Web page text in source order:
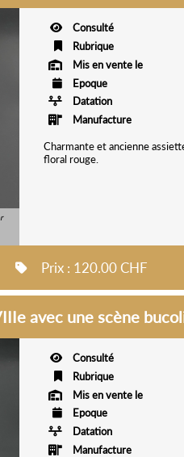
Consulté
Rubrique
Mis en vente le
Epoque
Datation
Manufacture
Charmante et ancienne
floral rouge.
Prix : 120.00 CHF
avec une scène
Consulté
Rubrique
Mis en vente le
Epoque
Datation
Manufacture